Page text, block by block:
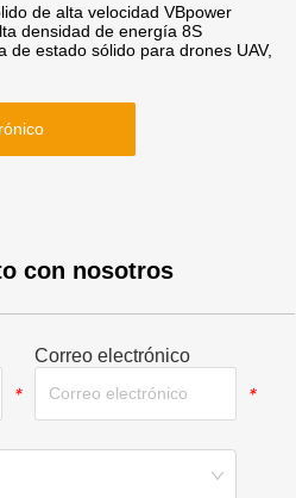
de alta velocidad VBpower
densidad de energía 8S
de estado sólido para drones UAV,
con nosotros
*
Correo electrónico
*